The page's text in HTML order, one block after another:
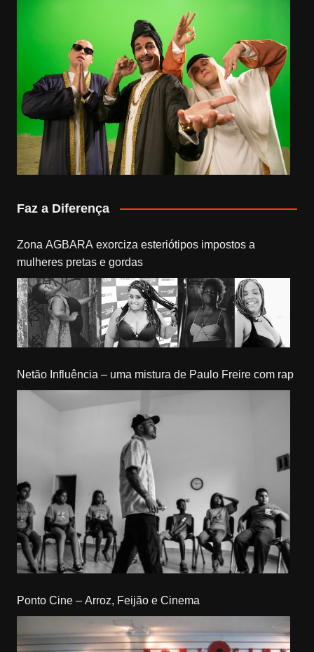
Faz a Diferença
Zona AGBARA exorciza esteriótipos impostos a
mulheres pretas e gordas
Netão Influência – uma mistura de Paulo Freire com rap
Ponto Cine – Arroz, Feijão e Cinema